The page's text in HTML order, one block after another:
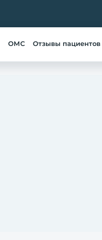
ОМС Отзывы пациентов